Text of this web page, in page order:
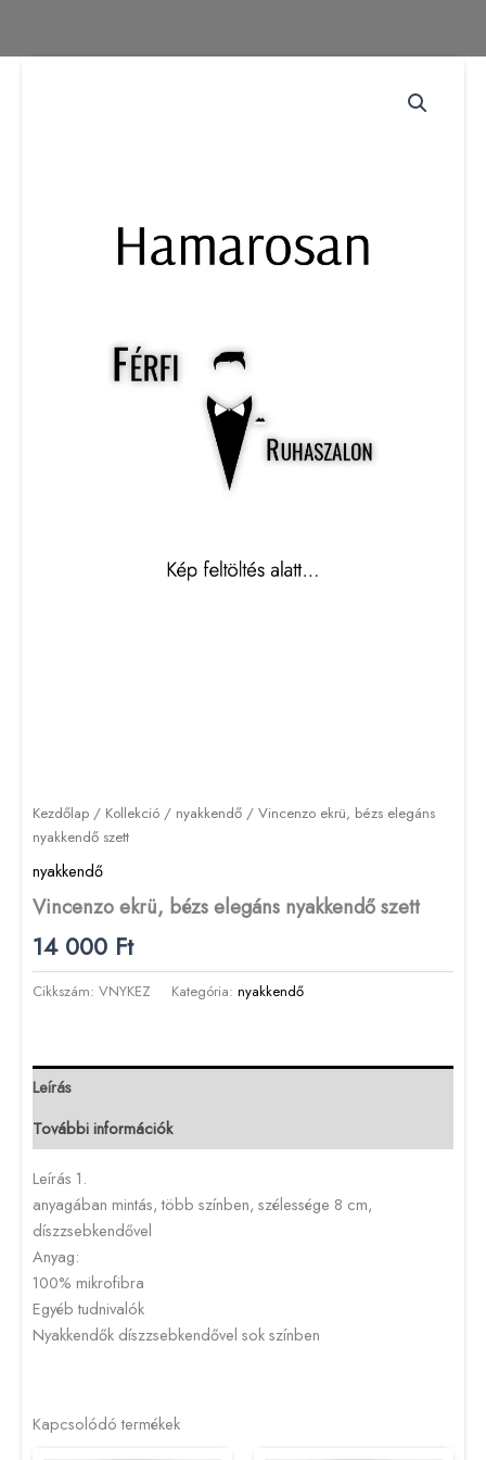
Kezdőlap / Kollekció / nyakkendő / Vincenzo ekrü, bézs elegáns
nyakkendő szett
nyakkendő
Vincenzo ekrü, bézs elegáns nyakkendő szett
14 000 Ft
Cikkszám: VNYKEZ Kategória: nyakkendő
Leírás
További információk
Leírás 1.
anyagában mintás, több színben, szélessége 8 cm,
díszzsebkendővel
Anyag:
100% mikrofibra
Egyéb tudnivalók
Nyakkendők díszzsebkendővel sok színben
Kapcsolódó termékek